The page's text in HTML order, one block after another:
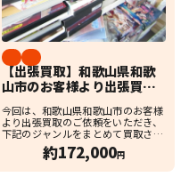
【出張買取】和歌山県和歌
山市のお客様より出張買取
のご依頼をいただきまし
た！
今回は、和歌山県和歌山市のお客様
より出張買取のご依頼をいただき、
下記のジャンルをまとめて買取させ
ていただきました。 ・PCソフト
（PCゲーム・関連ソフト） ・TVゲ
ーム（家庭用ゲームソフト） ・タペ
約172,000円